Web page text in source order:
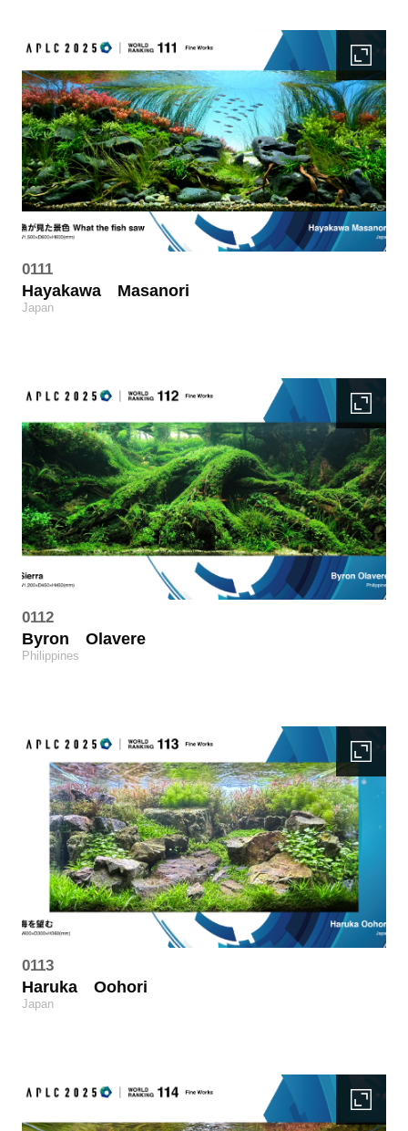
0111
Hayakawa Masanori
Japan
0112
Byron Olavere
Philippines
0113
Haruka Oohori
Japan